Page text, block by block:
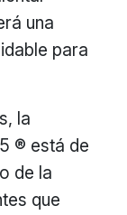
una
para
la
® está de
de la
que